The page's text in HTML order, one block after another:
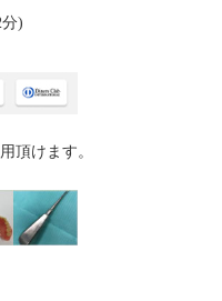
)
頂けます。